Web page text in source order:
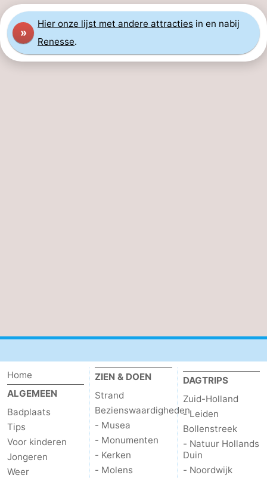
»
Hier onze lijst met andere attracties in en nabij
Renesse.
Home
ALGEMEEN
Badplaats
Tips
Voor kinderen
Jongeren
Weer
ZIEN & DOEN
Strand
Bezienswaardigheden
- Musea
- Monumenten
- Kerken
- Molens
DAGTRIPS
Zuid-Holland
- Leiden
Bollenstreek
- Natuur Hollands
Duin
- Noordwijk